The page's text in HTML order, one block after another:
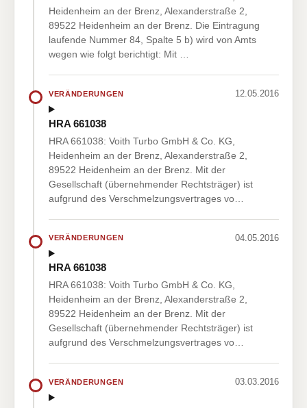
Heidenheim an der Brenz, Alexanderstraße 2,
89522 Heidenheim an der Brenz. Die Eintragung
laufende Nummer 84, Spalte 5 b) wird von Amts
wegen wie folgt berichtigt: Mit …
VERÄNDERUNGEN 12.05.2016
HRA 661038
HRA 661038: Voith Turbo GmbH & Co. KG,
Heidenheim an der Brenz, Alexanderstraße 2,
89522 Heidenheim an der Brenz. Mit der
Gesellschaft (übernehmender Rechtsträger) ist
aufgrund des Verschmelzungsvertrages vo…
VERÄNDERUNGEN 04.05.2016
HRA 661038
HRA 661038: Voith Turbo GmbH & Co. KG,
Heidenheim an der Brenz, Alexanderstraße 2,
89522 Heidenheim an der Brenz. Mit der
Gesellschaft (übernehmender Rechtsträger) ist
aufgrund des Verschmelzungsvertrages vo…
VERÄNDERUNGEN 03.03.2016